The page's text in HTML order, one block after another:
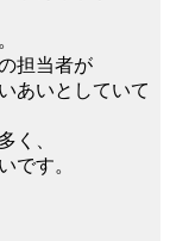
担当者が
あいとしていて
く、
です。